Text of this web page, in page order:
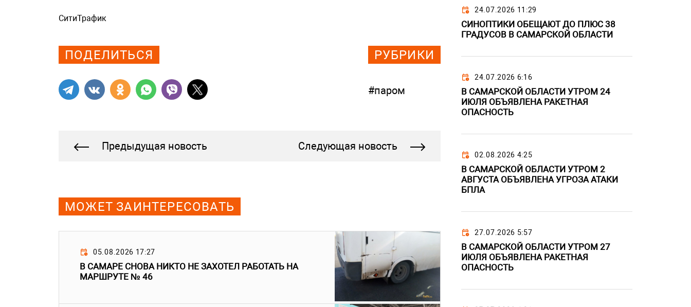
СитиТрафик
ПОДЕЛИТЬСЯ РУБРИКИ
#паром
Предыдущая новость Следующая новость
МОЖЕТ ЗАИНТЕРЕСОВАТЬ
05.08.2026 17:27
В САМАРЕ СНОВА НИКТО НЕ ЗАХОТЕЛ РАБОТАТЬ НА
МАРШРУТЕ № 46
24.07.2026 11:29
СИНОПТИКИ ОБЕЩАЮТ ДО ПЛЮС 38
ГРАДУСОВ В САМАРСКОЙ ОБЛАСТИ
24.07.2026 6:16
В САМАРСКОЙ ОБЛАСТИ УТРОМ 24
ИЮЛЯ ОБЪЯВЛЕНА РАКЕТНАЯ
ОПАСНОСТЬ
02.08.2026 4:25
В САМАРСКОЙ ОБЛАСТИ УТРОМ 2
АВГУСТА ОБЪЯВЛЕНА УГРОЗА АТАКИ
БПЛА
27.07.2026 5:57
В САМАРСКОЙ ОБЛАСТИ УТРОМ 27
ИЮЛЯ ОБЪЯВЛЕНА РАКЕТНАЯ
ОПАСНОСТЬ